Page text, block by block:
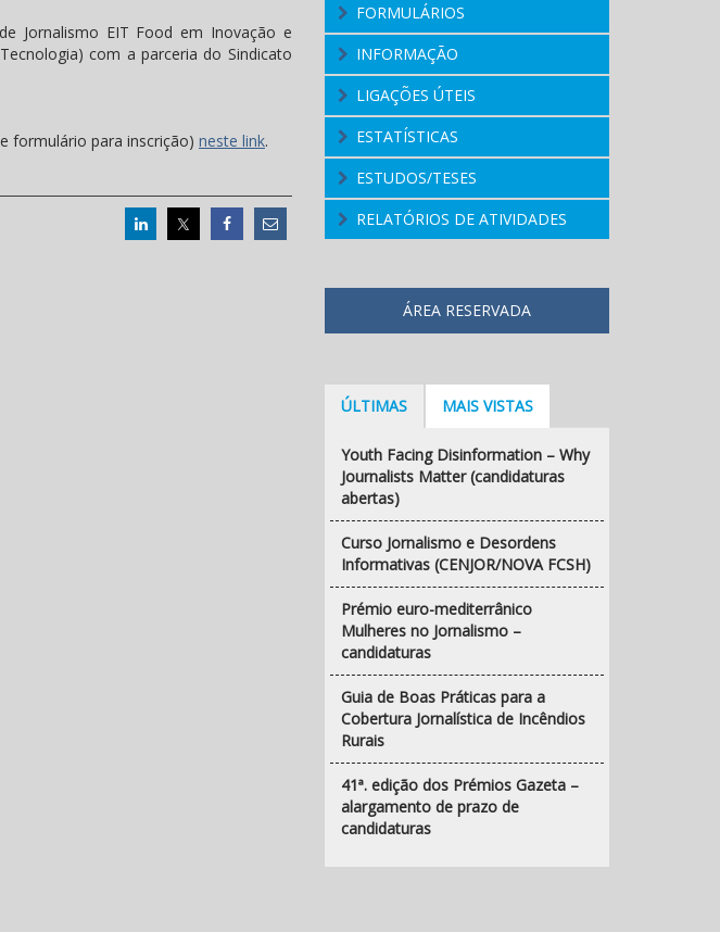
Jornalismo EIT Food em Inovação e
com a parceria do Sindicato
formulário para inscrição) neste link.
FORMULÁRIOS
INFORMAÇÃO
LIGAÇÕES ÚTEIS
ESTATÍSTICAS
ESTUDOS/TESES
RELATÓRIOS DE ATIVIDADES
ÁREA RESERVADA
ÚLTIMAS MAIS VISTAS
Youth Facing Disinformation – Why
Journalists Matter (candidaturas
abertas)
Curso Jornalismo e Desordens
Informativas (CENJOR/NOVA FCSH)
Prémio euro-mediterrânico
Mulheres no Jornalismo –
candidaturas
Guia de Boas Práticas para a
Cobertura Jornalística de Incêndios
Rurais
41ª. edição dos Prémios Gazeta –
alargamento de prazo de
candidaturas